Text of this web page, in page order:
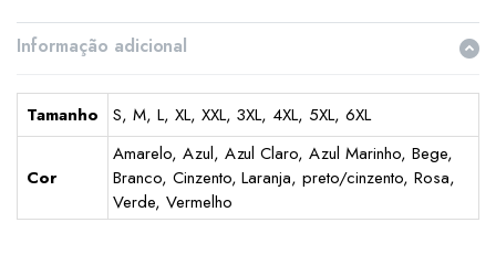
Informação adicional
Tamanho S, M, L, XL, XXL, 3XL, 4XL, 5XL, 6XL
Cor
Amarelo, Azul, Azul Claro, Azul Marinho, Bege,
Branco, Cinzento, Laranja, preto/cinzento, Rosa,
Verde, Vermelho
This
This